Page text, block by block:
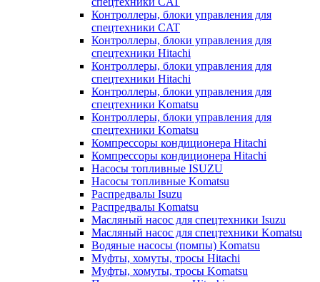
Контроллеры, блоки управления для
спецтехники CAT
Контроллеры, блоки управления для
спецтехники Hitachi
Контроллеры, блоки управления для
спецтехники Hitachi
Контроллеры, блоки управления для
спецтехники Komatsu
Контроллеры, блоки управления для
спецтехники Komatsu
Компрессоры кондиционера Hitachi
Компрессоры кондиционера Hitachi
Насосы топливные ISUZU
Насосы топливные Komatsu
Распредвалы Isuzu
Распредвалы Komatsu
Масляный насос для спецтехники Isuzu
Масляный насос для спецтехники Komatsu
Водяные насосы (помпы) Komatsu
Муфты, хомуты, тросы Hitachi
Муфты, хомуты, тросы Komatsu